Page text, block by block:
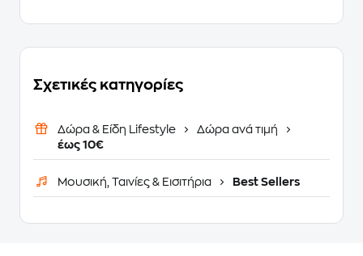
Σχετικές κατηγορίες
Δώρα & Είδη Lifestyle
Δώρα ανά τιμή
έως 10€
Μουσική, Ταινίες & Εισιτήρια Best Sellers